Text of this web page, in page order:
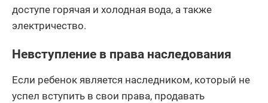
доступе горячая и холодная вода, а также
электричество.
Невступление в права наследования
Если ребенок является наследником, который не
успел вступить в свои права, продавать